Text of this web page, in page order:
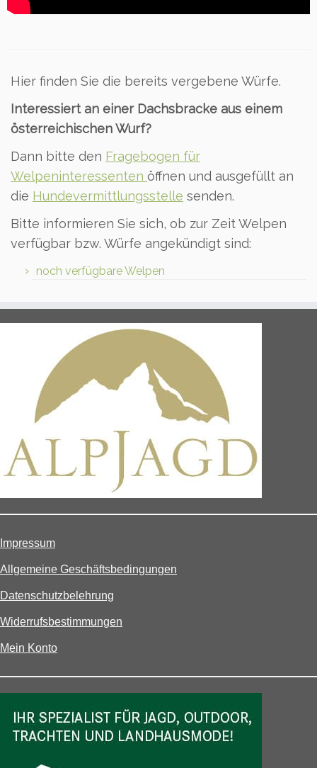
Hier finden Sie die bereits vergebene Würfe.
Interessiert an einer Dachsbracke aus einem
österreichischen Wurf?
Dann bitte den Fragebogen für
Welpeninteressenten öffnen und ausgefüllt an
die Hundevermittlungsstelle senden.
Bitte informieren Sie sich, ob zur Zeit Welpen
verfügbar bzw. Würfe angekündigt sind:
noch verfügbare Welpen
Impressum
Allgemeine Geschäftsbedingungen
Datenschutzbelehrung
Widerrufsbestimmungen
Mein Konto